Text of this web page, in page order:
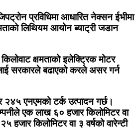
प्रविधिमा आधारित नेक्सन ईभीमा
लिथियम आयोन ब्याट्री जडान
क्षमताको इलेक्ट्रिक मोटर
सरकारले बढाएको करले असर गर्न
२४५ एनएमको टर्क उत्पादन गर्छ।
एक लाख ६० हजार किलोमिटर वा
हजार किलोमिटर वा ३ वर्षको वारेन्टी